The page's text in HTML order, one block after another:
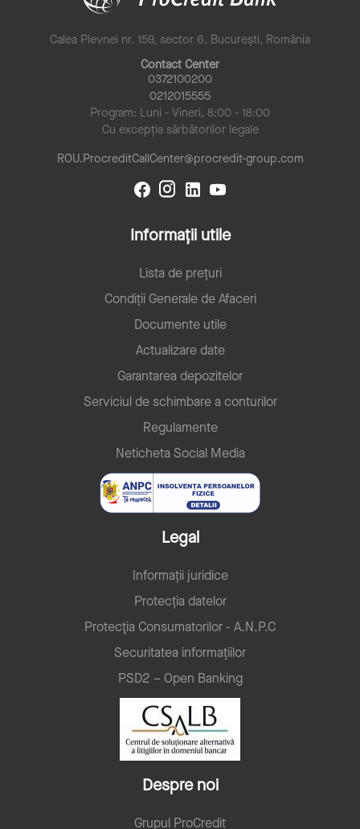
Calea Plevnei nr. 159, sector 6, București, România
Contact Center
0372100200
0212015555
Program: Luni - Vineri, 8:00 - 18:00
Cu excepția sărbătorilor legale
ROU.ProcreditCallCenter@procredit-group.com
Informații utile
Lista de prețuri
Condiții Generale de Afaceri
Documente utile
Actualizare date
Garantarea depozitelor
Serviciul de schimbare a conturilor
Regulamente
Neticheta Social Media
Legal
Informații juridice
Protecția datelor
Protecţia Consumatorilor - A.N.P.C
Securitatea informațiilor
PSD2 – Open Banking
Despre noi
Grupul ProCredit